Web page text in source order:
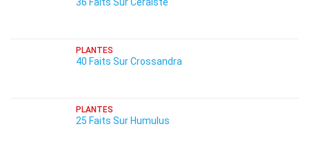
PLANTES
40 Faits Sur Crossandra
PLANTES
25 Faits Sur Humulus